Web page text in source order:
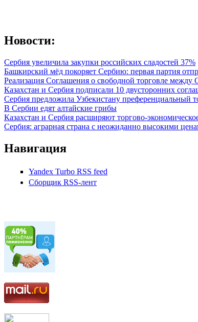
Новости:
Сербия увеличила закупки российских сладостей 37%
Башкирский мёд покоряет Сербию: первая партия
Реализация Соглашения о свободной торговле
Казахстан и Сербия подписали 10 двусторонних
Сербия предложила Узбекистану преференциальный
В Сербии едят алтайские грибы
Казахстан и Сербия расширяют торгово-
Сербия: аграрная страна с неожиданно высокими
Навигация
Yandex Turbo RSS feed
Сборщик RSS-лент